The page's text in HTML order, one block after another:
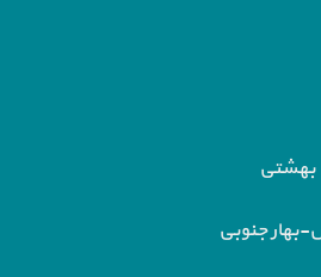
بهشتی
بهار جنوبی